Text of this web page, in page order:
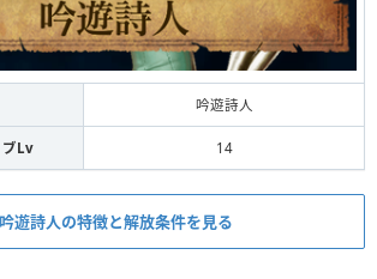
吟遊詩人
ブLv 14
遊詩人の特徴と解放条件を見る